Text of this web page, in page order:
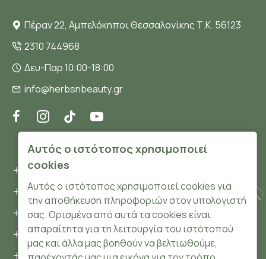
Πέραν 22, Αμπελόκηποι Θεσσαλονίκης Τ.Κ. 56123
2310 744968
Δευ-Παρ 10:00-18:00
info@herbsnbeauty.gr
ΠΛΗΡΟΦΟΡΊΕΣ
Όροι και συνθήκες
Προσωπικά δεδομένα
Ασφάλεια
Τρόποι Πληρωμής
Τρόποι Αποστολής
Αυτός ο ιστότοπος χρησιμοποιεί
cookies
Αυτός ο ιστότοπος χρησιμοποιεί cookies για
την αποθήκευση πληροφοριών στον υπολογιστή
σας. Ορισμένα από αυτά τα cookies είναι
απαραίτητα για τη λειτουργία του ιστότοπού
μας και άλλα μας βοηθούν να βελτιωθούμε,